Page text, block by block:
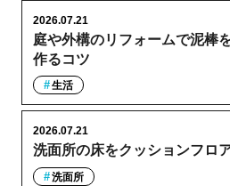
庭や外構のリフォームで泥棒
作るコツ
2026.07.21
生活
洗面所の床をクッションフロ
2026.07.21
洗面所